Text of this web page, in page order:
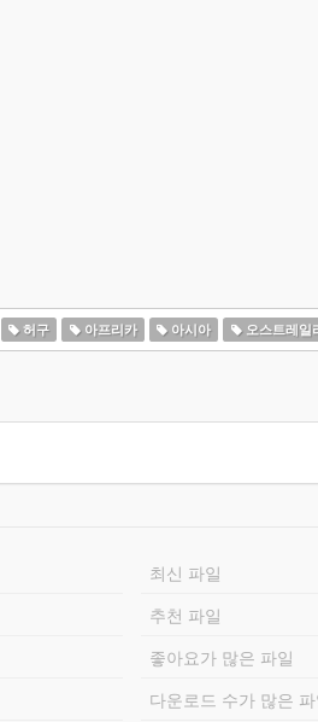
허구 아프리카 아시아 오스트레일
최신 파일
추천 파일
좋아요가 많은 파일
다운로드 수가 많은 파